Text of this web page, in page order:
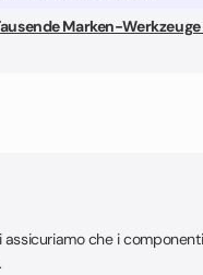
Marken-Werkzeuge
che i